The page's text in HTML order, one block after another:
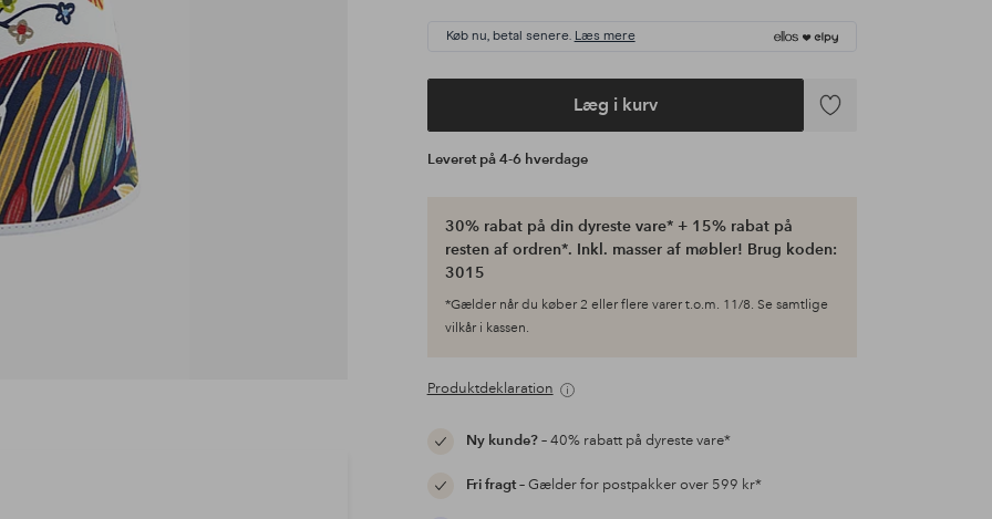
Køb nu, betal senere. Læs mere
Læg i kurv
Tilføj
Leveret på 4-6 hverdage
30% rabat på din dyreste vare* + 15% rabat på
resten af ordren*. Inkl. masser af møbler! Brug koden:
3015
*Gælder når du køber 2 eller flere varer t.o.m. 11/8. Se samtlige
vilkår i kassen.
Produktdeklaration
Ny kunde?– 40% rabatt på dyreste vare*
Fri fragt– Gælder for postpakker over 599 kr*